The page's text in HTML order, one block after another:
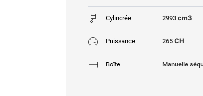
Cylindrée 2993cm3
Puissance 265CH
Boîte Manuelle